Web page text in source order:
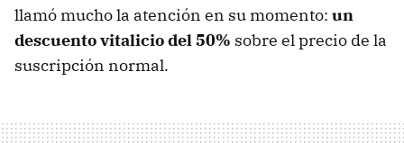
llamó mucho la atención en su momento: un
descuento vitalicio del 50% sobre el precio de la
suscripción normal.